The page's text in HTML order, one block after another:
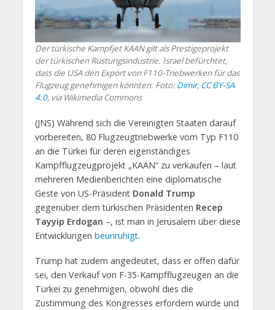
Der türkische Kampfjet KAAN gilt als Prestigeprojekt
der türkischen Rüstungsindustrie. Israel befürchtet,
dass die USA den Export von F110-Triebwerken für das
Flugzeug genehmigen könnten. Foto: Dimir, CC BY-SA
4.0, via Wikimedia Commons
(JNS) Während sich die Vereinigten Staaten darauf
vorbereiten, 80 Flugzeugtriebwerke vom Typ F110
an die Türkei für deren eigenständiges
Kampfflugzeugprojekt „KAAN“ zu verkaufen – laut
mehreren Medienberichten eine diplomatische
Geste von US-PräsidentDonald Trump
gegenüber dem türkischen Präsidenten Recep
Tayyip Erdogan –, ist man in Jerusalem über diese
Entwicklungen beunruhigt.
Trump hat zudem angedeutet, dass er offen dafür
sei, den Verkauf von F-35-Kampfflugzeugen an die
Türkei zu genehmigen, obwohl dies die
Zustimmung des Kongresses erfordern würde und